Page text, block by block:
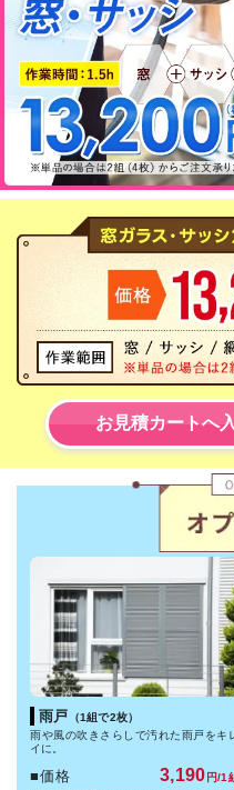
お見積カートへ
雨戸 （1組で2枚）
雨や風の吹きさらしで汚れた雨戸をキ
イに。
■価格 3,190 円/1